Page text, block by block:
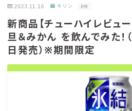
特集！
2023.11.16 キリン PR
新商品【チューハイレビュ
旦＆みかん を飲んでみた！
日発売）※期間限定